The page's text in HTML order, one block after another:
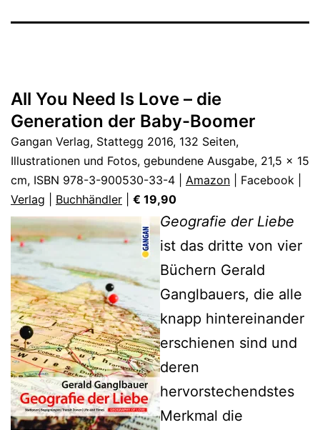
All You Need Is Love – die
Generation der Baby-Boomer
Gangan Verlag, Stattegg 2016, 132 Seiten,
Illustrationen und Fotos, gebundene Ausgabe, 21,5 x 15
cm, ISBN 978-3-900530-33-4 | Amazon | Facebook |
Verlag
Buchhändler € 19,90
Geografie der Liebe
ist das dritte von vier
Büchern Gerald
Ganglbauers, die alle
knapp hintereinander
erschienen sind und
deren
hervorstechendstes
Merkmal die